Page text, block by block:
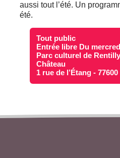
aussi tout l’été. Un
été.
Tout public
Entrée libre Du
Parc culturel de
Château
1 rue de l’Étang -